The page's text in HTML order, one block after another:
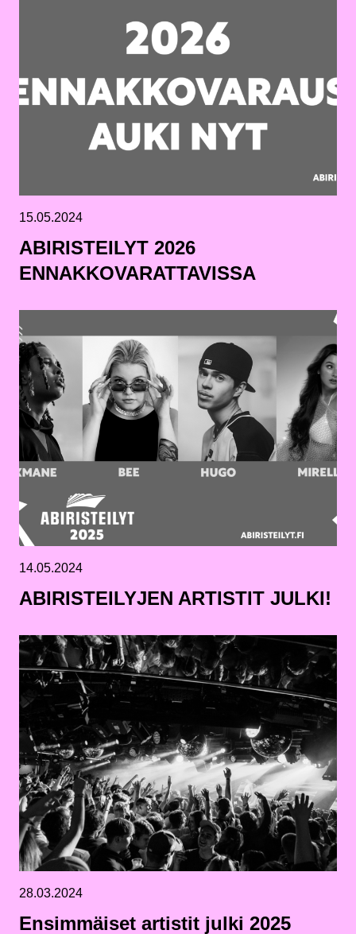
15.05.2024
ABIRISTEILYT 2026
ENNAKKOVARATTAVISSA
14.05.2024
ABIRISTEILYJEN ARTISTIT JULKI!
28.03.2024
Ensimmäiset artistit julki 2025